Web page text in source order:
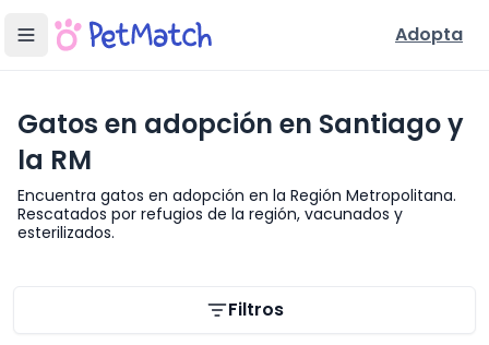
Adopta
Gatos en adopción en Santiago y
la RM
Encuentra gatos en adopción en la Región Metropolitana.
Rescatados por refugios de la región, vacunados y
esterilizados.
Filtros